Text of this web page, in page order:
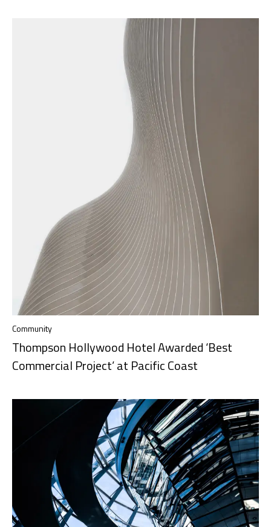
Community
Thompson Hollywood Hotel Awarded ‘Best
Commercial Project’ at Pacific Coast